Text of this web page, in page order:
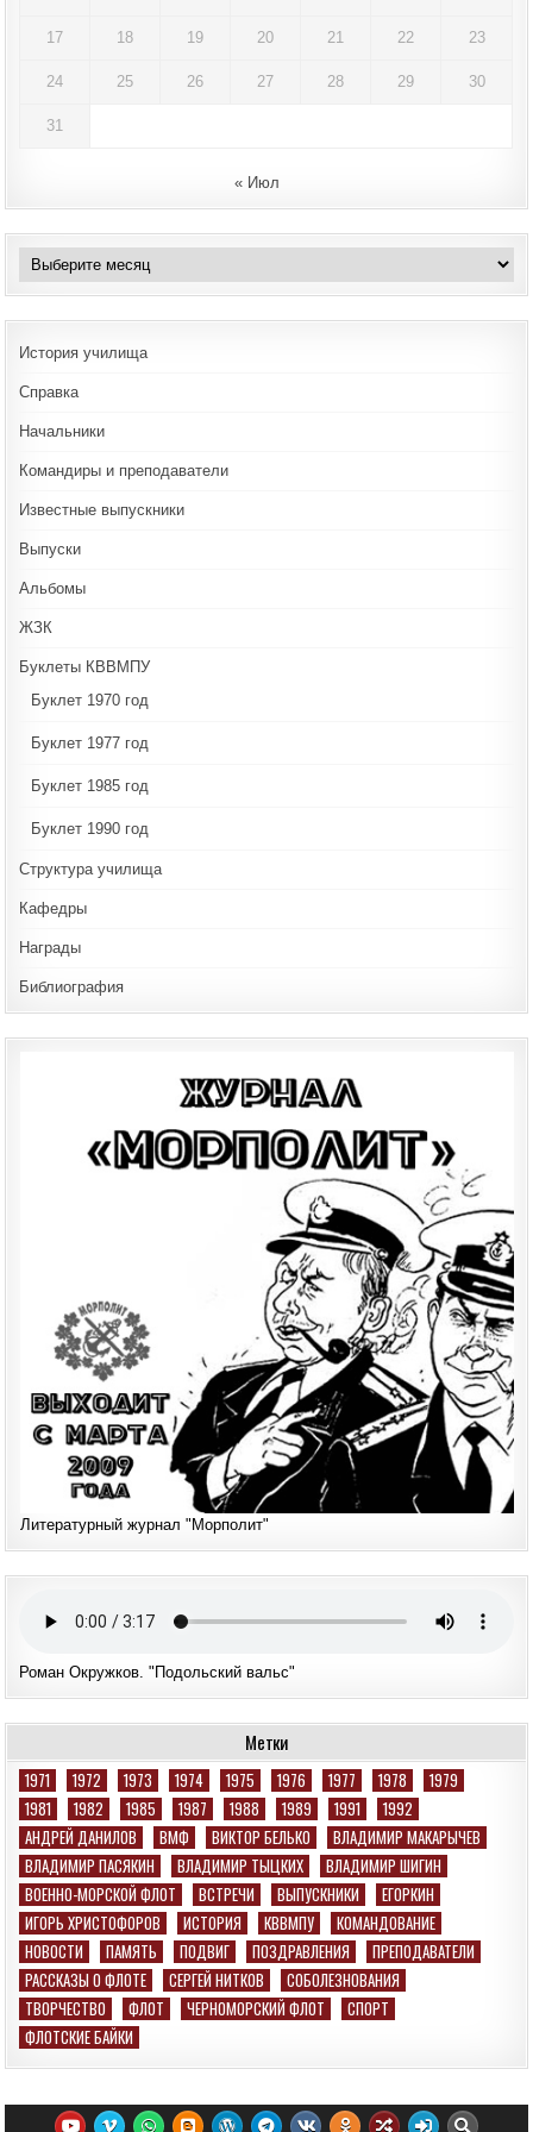
17 18 19 20 21 22 23
24 25 26 27 28 29 30
31
« Июл
Архивы
История училища
Справка
Начальники
Командиры и преподаватели
Известные выпускники
Выпуски
Альбомы
ЖЗК
Буклеты КВВМПУ
Буклет 1970 год
Буклет 1977 год
Буклет 1985 год
Буклет 1990 год
Структура училища
Кафедры
Награды
Библиография
Литературный журнал "Морполит"
Роман Окружков. "Подольский вальс"
Метки
1971 1972 1973 1974 1975 1976 1977 1978
1979
1981
1982 1985 1987 1988 1989 1991
1992
АНДРЕЙ ДАНИЛОВ
ВМФ ВИКТОР БЕЛЬКО
ВЛАДИМИР МАКАРЫЧЕВ
ВЛАДИМИР ПАСЯКИН
ВЛАДИМИР ТЫЦКИХ
ВЛАДИМИР ШИГИН
ВОЕННО-МОРСКОЙ ФЛОТ
ВСТРЕЧИ ВЫПУСКНИКИ
ЕГОРКИН
ИГОРЬ ХРИСТОФОРОВ
ИСТОРИЯ КВВМПУ
КОМАНДОВАНИЕ
НОВОСТИ
ПАМЯТЬ ПОДВИГ ПОЗДРАВЛЕНИЯ
ПРЕПОДАВАТЕЛИ
РАССКАЗЫ О ФЛОТЕ
СЕРГЕЙ НИТКОВ
СОБОЛЕЗНОВАНИЯ
ТВОРЧЕСТВО
ФЛОТ ЧЕРНОМОРСКИЙ ФЛОТ
СПОРТ
ФЛОТСКИЕ БАЙКИ